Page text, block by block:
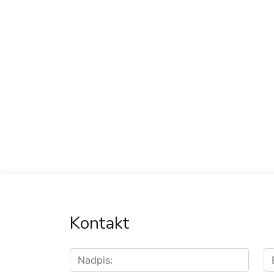
Kontakt